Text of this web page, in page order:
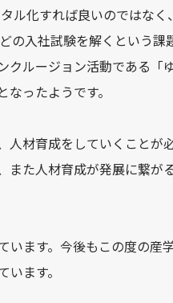
ル化すれば良いのではな
入社試験を解くという課
ルージョン活動である
ったようです。
材育成をしていくことが
た人材育成が発展に繋が
ます。今後もこの度の産
ます。